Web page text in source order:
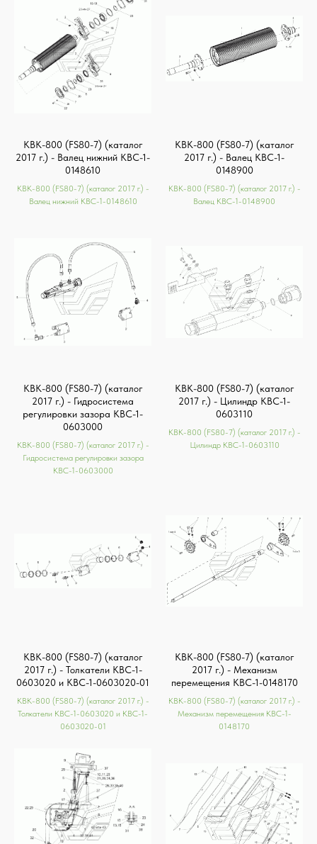
КВК-800 (FS80-7) (каталог
2017 г.) - Валец нижний КВС-1-
0148610
КВК-800 (FS80-7) (каталог 2017 г.) -
Валец нижний КВС-1-0148610
КВК-800 (FS80-7) (каталог
2017 г.) - Валец КВС-1-
0148900
КВК-800 (FS80-7) (каталог 2017 г.) -
Валец КВС-1-0148900
КВК-800 (FS80-7) (каталог
2017 г.) - Гидросистема
регулировки зазора КВС-1-
0603000
КВК-800 (FS80-7) (каталог 2017 г.) -
Гидросистема регулировки зазора
КВС-1-0603000
КВК-800 (FS80-7) (каталог
2017 г.) - Цилиндр КВС-1-
0603110
КВК-800 (FS80-7) (каталог 2017 г.) -
Цилиндр КВС-1-0603110
КВК-800 (FS80-7) (каталог
2017 г.) - Толкатели КВС-1-
0603020 и КВС-1-0603020-01
КВК-800 (FS80-7) (каталог 2017 г.) -
Толкатели КВС-1-0603020 и КВС-1-
0603020-01
КВК-800 (FS80-7) (каталог
2017 г.) - Механизм
перемещения КВС-1-0148170
КВК-800 (FS80-7) (каталог 2017 г.) -
Механизм перемещения КВС-1-
0148170